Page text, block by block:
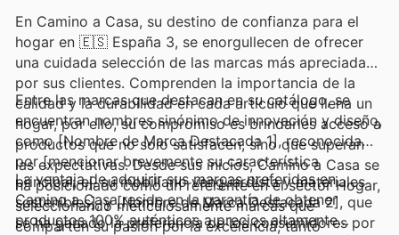
En Camino a Casa, su destino de confianza para el
hogar en 🇪🇸 España 3, se enorgullecen de ofrecer
una cuidada selección de las marcas más apreciadas
por sus clientes. Comprenden la importancia de la
calidad y la durabilidad en cada artículo que llena un
hogar, por ello, su compromiso es brindarles acceso a
productos que no solo satisfacen, sino que superan
las expectativas. Desde sus inicios, Camino a Casa se
ha posicionado como un referente en el sector Hogar,
seleccionando meticulosamente marcas que
comparten su pasión por la excelencia, tanto
Entre las marcas que destacan en su catálogo, se
encuentran nombres sinónimo de innovación y diseño,
como [Nombre de Marca Destacada 1], reconocida
por [mencionar brevemente su característica
principal, ej. su mobiliario vanguardista y materiales
sostenibles], y [Nombre de Marca Destacada 2], que
se ha ganado la preferencia de los consumidores por
La ventaja de adquirir sus marcas preferidas en
Camino a Casa reside en la garantía de obtener
productos 100% auténticos a precios altamente